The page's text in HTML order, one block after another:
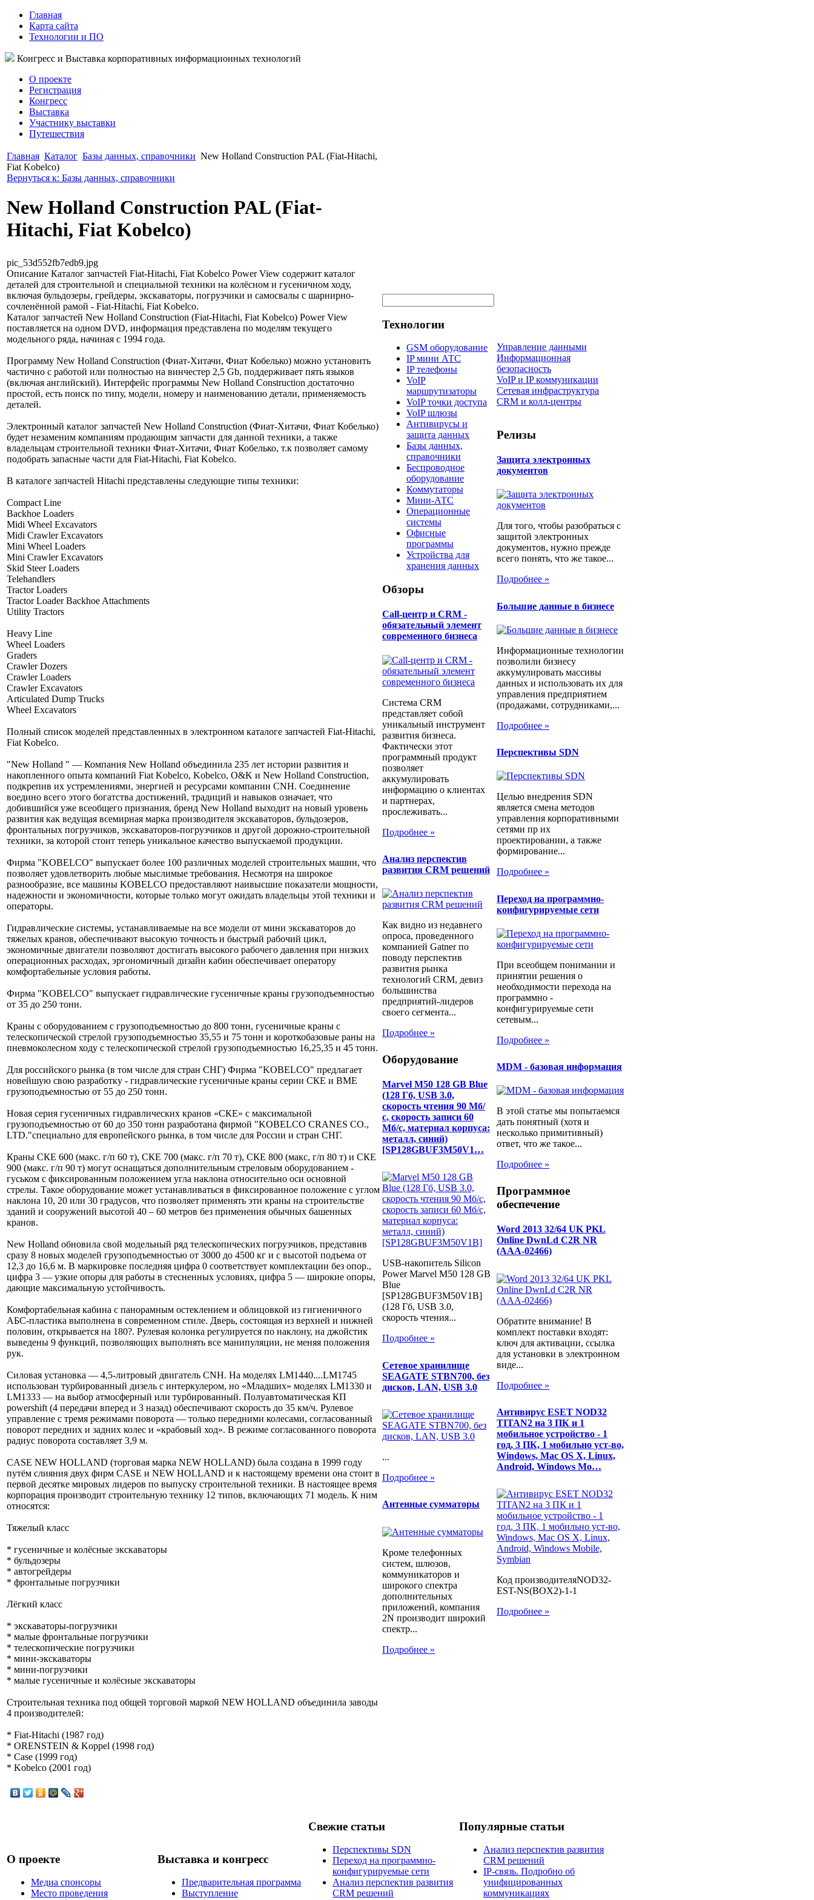
Главная
Карта сайта
Технологии и ПО
Конгресс и Выставка корпоративных информационных технологий
О проекте
Регистрация
Конгресс
Выставка
Участнику выставки
Путешествия
Главная Каталог Базы данных, справочники New Holland Construction PAL (Fiat-Hitachi,
Fiat Kobelco)
Вернуться к: Базы данных, справочники
New Holland Construction PAL (Fiat-
Hitachi, Fiat Kobelco)
pic_53d552fb7edb9.jpg
Описание Каталог запчастей Fiat-Hitachi, Fiat Kobelco Power View содержит каталог
деталей для строительной и специальной техники на колёсном и гусеничном ходу,
включая бульдозеры, грейдеры, экскаваторы, погрузчики и самосвалы с шарнирно-
сочленённой рамой - Fiat-Hitachi, Fiat Kobelco.
Каталог запчастей New Holland Construction (Fiat-Hitachi, Fiat Kobelco) Power View
поставляется на одном DVD, информация представлена по моделям текущего
модельного ряда, начиная с 1994 года.
Программу New Holland Construction (Фиат-Хитачи, Фиат Кобелько) можно установить
частично с работой или полностью на винчестер 2,5 Gb, поддерживает пять языков
(включая английский). Интерфейс программы New Holland Construction достаточно
простой, есть поиск по типу, модели, номеру и наименованию детали, применяемость
деталей.
Электронный каталог запчастей New Holland Construction (Фиат-Хитачи, Фиат Кобелько)
будет незаменим компаниям продающим запчасти для данной техники, а также
владельцам строительной техники Фиат-Хитачи, Фиат Кобелько, т.к позволяет самому
подобрать запасные части для Fiat-Hitachi, Fiat Kobelco.
В каталоге запчастей Hitachi представлены следующие типы техники:
Compact Line
Backhoe Loaders
Midi Wheel Excavators
Midi Crawler Excavators
Mini Wheel Loaders
Mini Crawler Excavators
Skid Steer Loaders
Telehandlers
Tractor Loaders
Tractor Loader Backhoe Attachments
Utility Tractors
Heavy Line
Wheel Loaders
Graders
Crawler Dozers
Crawler Loaders
Crawler Excavators
Articulated Dump Trucks
Wheel Excavators
Полный список моделей представленных в электронном каталоге запчастей Fiat-Hitachi,
Fiat Kobelco.
"New Holland " — Компания New Holland объединила 235 лет истории развития и
накопленного опыта компаний Fiat Kobelco, Kobelco, O&K и New Holland Construction,
подкрепив их устремлениями, энергией и ресурсами компании CNH. Соединение
воедино всего этого богатства достижений, традиций и навыков означает, что
добившийся уже всеобщего признания, бренд New Holland выходит на новый уровень
развития как ведущая всемирная марка производителя экскаваторов, бульдозеров,
фронтальных погрузчиков, экскаваторов-погрузчиков и другой дорожно-строительной
техники, за которой стоит теперь уникальное качество выпускаемой продукции.
Фирма "KOBELCO" выпускает более 100 различных моделей строительных машин, что
позволяет удовлетворить любые мыслимые требования. Несмотря на широкое
разнообразие, все машины KOBELCO предоставляют наивысшие показатели мощности,
надежности и экономичности, которые только могут ожидать владельцы этой техники и
операторы.
Гидравлические системы, устанавливаемые на все модели от мини экскаваторов до
тяжелых кранов, обеспечивают высокую точность и быстрый рабочий цикл,
экономичные двигатели позволяют достигать высокого рабочего давления при низких
операционных расходах, эргономичный дизайн кабин обеспечивает оператору
комфортабельные условия работы.
Фирма "KOBELCO" выпускает гидравлические гусеничные краны грузоподъемностью
от 35 до 250 тонн.
Краны с оборудованием с грузоподъемностью до 800 тонн, гусеничные краны с
телескопической стрелой грузоподъемностью 35,55 и 75 тонн и короткобазовые раны на
пневмоколесном ходу с телескопической стрелой грузоподъемностью 16,25,35 и 45 тонн.
Для российского рынка (в том числе для стран СНГ) Фирма "KOBELCO" предлагает
новейшую свою разработку - гидравлические гусеничные краны серии СКЕ и ВМЕ
грузоподъемностью от 55 до 250 тонн.
Новая серия гусеничных гидравлических кранов «СКЕ» с максимальной
грузоподъемностью от 60 до 350 тонн разработана фирмой "KOBELCO CRANES CO.,
LTD."специально для европейского рынка, в том числе для России и стран СНГ.
Краны СКЕ 600 (макс. г/п 60 т), СКЕ 700 (макс. г/п 70 т), СКЕ 800 (макс, г/п 80 т) и СКЕ
900 (макс. г/п 90 т) могут оснащаться дополнительным стреловым оборудованием -
гуськом с фиксированным положением угла наклона относительно оси основной
стрелы. Такое оборудование может устанавливаться в фиксированное положение с углом
наклона 10, 20 или 30 градусов, что позволяет применять эти краны на строительстве
зданий и сооружений высотой 40 – 60 метров без применения обычных башенных
кранов.
New Holland обновила свой модельный ряд телескопических погрузчиков, представив
сразу 8 новых моделей грузоподъемностью от 3000 до 4500 кг и с высотой подъема от
12,3 до 16,6 м. В маркировке последняя цифра 0 соответствует комплектации без опор.,
цифра 3 — узкие опоры для работы в стесненных условиях, цифра 5 — широкие опоры,
дающие максимальную устойчивость.
Комфортабельная кабина с панорамным остеклением и облицовкой из гигиеничного
АБС-пластика выполнена в современном стиле. Дверь, состоящая из верхней и нижней
половин, открывается на 180?. Рулевая колонка регулируется по наклону, на джойстик
выведены 9 функций, позволяющих выполнять все манипуляции, не меняя положения
рук.
Силовая установка — 4,5-литровый двигатель CNH. На моделях LM1440....LM1745
использован турбированный дизель с интеркулером, но «Младших» моделях LM1330 и
LM1333 — на выбор атмосферный или турбированный. Полуавтоматическая КП
powershift (4 передачи вперед и 3 назад) обеспечивают скорость до 35 км/ч. Рулевое
управление с тремя режимами поворота — только передними колесами, согласованный
поворот передних и задних колес и «крабовый ход». В режиме согласованного поворота
радиус поворота составляет 3,9 м.
CASE NEW HOLLAND (торговая марка NEW HOLLAND) была создана в 1999 году
путём слияния двух фирм CASE и NEW HOLLAND и к настоящему времени она стоит в
первой десятке мировых лидеров по выпуску строительной техники. В настоящее время
корпорация производит строительную технику 12 типов, включающих 71 модель. К ним
относятся:
Тяжелый класс
* гусеничные и колёсные экскаваторы
* бульдозеры
* автогрейдеры
* фронтальные погрузчики
Лёгкий класс
* экскаваторы-погрузчики
* малые фронтальные погрузчики
* телескопические погрузчики
* мини-экскаваторы
* мини-погрузчики
* малые гусеничные и колёсные экскаваторы
Строительная техника под общей торговой маркой NEW HOLLAND объединила заводы
4 производителей:
* Fiat-Hitachi (1987 год)
* ORENSTEIN & Koppel (1998 год)
* Case (1999 год)
* Kobelco (2001 год)
Технологии
GSM оборудование
IP мини АТС
IP телефоны
VoIP
маршрутизаторы
VoIP точки доступа
VoIP шлюзы
Антивирусы и
защита данных
Базы данных,
справочники
Беспроводное
оборудование
Коммутаторы
Мини-АТС
Операционные
системы
Офисные
программы
Устройства для
хранения данных
Обзоры
Call-центр и CRM -
обязательный элемент
современного бизнеса
Система CRM
представляет собой
уникальный инструмент
развития бизнеса.
Фактически этот
программный продукт
позволяет
аккумулировать
информацию о клиентах
и партнерах,
прослеживать...
Подробнее »
Анализ перспектив
развития CRM решений
Как видно из недавнего
опроса, проведенного
компанией Gatner по
поводу перспектив
развития рынка
технологий CRM, девиз
большинства
предприятий-лидеров
своего сегмента...
Подробнее »
Оборудование
Marvel M50 128 GB Blue
(128 Гб, USB 3.0,
скорость чтения 90 Мб/
с, скорость записи 60
Мб/с, материал корпуса:
металл, синий)
[SP128GBUF3M50V1…
USB-накопитель Silicon
Power Marvel M50 128 GB
Blue
[SP128GBUF3M50V1B]
(128 Гб, USB 3.0,
скорость чтения...
Подробнее »
Сетевое хранилище
SEAGATE STBN700, без
дисков, LAN, USB 3.0
...
Подробнее »
Антенные сумматоры
Кроме телефонных
систем, шлюзов,
коммуникаторов и
широкого спектра
дополнительных
приложений, компания
2N производит широкий
спектр...
Подробнее »
Управление данными
Информационная
безопасность
VoIP и IP коммуникации
Сетевая инфраструктура
CRM и колл-центры
Релизы
Защита электронных
документов
Для того, чтобы разобраться с
защитой электронных
документов, нужно прежде
всего понять, что же такое...
Подробнее »
Большие данные в бизнесе
Информационные технологии
позволили бизнесу
аккумулировать массивы
данных и использовать их для
управления предприятием
(продажами, сотрудниками,...
Подробнее »
Перспективы SDN
Целью внедрения SDN
является смена методов
управления корпоративными
сетями пр их
проектировании, а также
формирование...
Подробнее »
Переход на программно-
конфигурируемые сети
При всеобщем понимании и
принятии решения о
необходимости перехода на
программно -
конфигурируемые сети
сетевым...
Подробнее »
MDM - базовая информация
В этой статье мы попытаемся
дать понятный (хотя и
несколько примитивный)
ответ, что же такое...
Подробнее »
Программное
обеспечение
Word 2013 32/64 UK PKL
Online DwnLd C2R NR
(AAA-02466)
Обратите внимание! В
комплект поставки входят:
ключ для активации, ссылка
для установки в электронном
виде...
Подробнее »
Антивирус ESET NOD32
TITAN2 на 3 ПК и 1
мобильное устройство - 1
год, 3 ПК, 1 мобильно уст-во,
Windows, Mac OS X, Linux,
Android, Windows Mo…
Код производителяNOD32-
EST-NS(BOX2)-1-1
Подробнее »
О проекте
Медиа спонсоры
Место проведения
Выставка и конгресс
Предварительная программа
Выступление
Свежие статьи
Перспективы SDN
Переход на программно-
конфигурируемые сети
Анализ перспектив развития
CRM решений
Популярные статьи
Анализ перспектив развития
CRM решений
IP-связь. Подробно об
унифицированных
коммуникациях